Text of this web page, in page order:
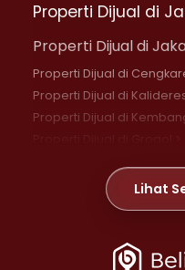
Properti Dijual di
Properti Dijual di
Properti Dijual di
Properti Dijual di
Properti Dijual di
Properti Dijual di Meruya >
Properti Dijual di Jelambar
Properti Dijual di
Lihat